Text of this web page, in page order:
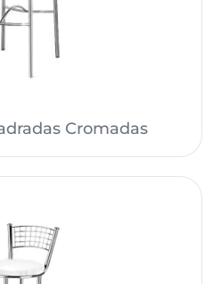
Cromadas